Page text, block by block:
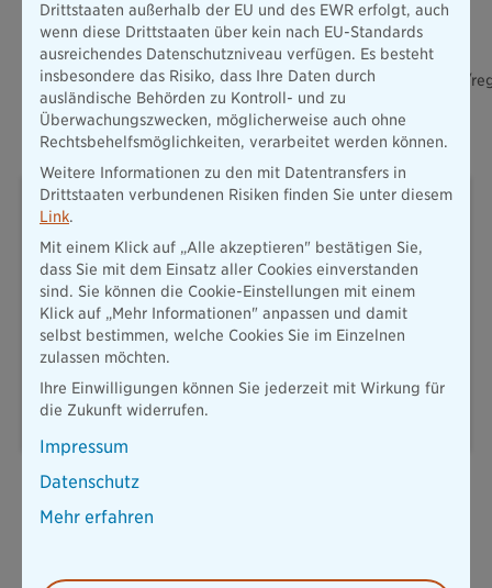
Stationäre Einzelhändler können sich über ihren
Versicherungsvermittler oder auf folgender Webseite für die
Kampagne „Shoppen Sie regional“
registrieren: https://www.diebayerische.de/kampagnenseiten/
shoppen-plusrente/
Wolfgang Zdral
Thomas-Dehler-Str. 25
81737 München
T: 089 / 6787-8258
presse@diebayerische.de
E-Mail senden
Drittstaaten außerhalb der EU und des EWR erfolgt, auch
wenn diese Drittstaaten über kein nach EU-Standards
ausreichendes Datenschutzniveau verfügen. Es besteht
insbesondere das Risiko, dass Ihre Daten durch
ausländische Behörden zu Kontroll- und zu
Überwachungszwecken, möglicherweise auch ohne
Rechtsbehelfsmöglichkeiten, verarbeitet werden können.
Weitere Informationen zu den mit Datentransfers in
Drittstaaten verbundenen Risiken finden Sie unter diesem
Link.
Mit einem Klick auf „Alle akzeptieren" bestätigen Sie,
dass Sie mit dem Einsatz aller Cookies einverstanden
sind. Sie können die Cookie-Einstellungen mit einem
Klick auf „Mehr Informationen" anpassen und damit
selbst bestimmen, welche Cookies Sie im Einzelnen
zulassen möchten.
Ihre Einwilligungen können Sie jederzeit mit Wirkung für
die Zukunft widerrufen.
Impressum
Datenschutz
Mehr erfahren